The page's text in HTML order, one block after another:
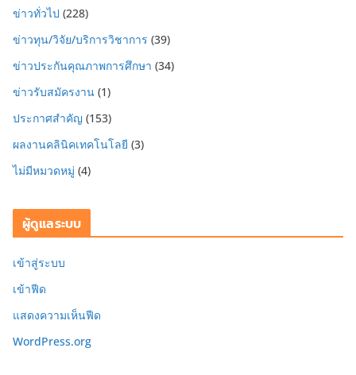
ข่าวทั่วไป (228)
ข่าวทุน/วิจัย/บริการวิชาการ (39)
ข่าวประกันคุณภาพการศึกษา (34)
ข่าวรับสมัครงาน (1)
ประกาศสำคัญ (153)
ผลงานคลินิคเทคโนโลยี (3)
ไม่มีหมวดหมู่ (4)
ผู้ดูแลระบบ
เข้าสู่ระบบ
เข้าฟีด
แสดงความเห็นฟีด
WordPress.org